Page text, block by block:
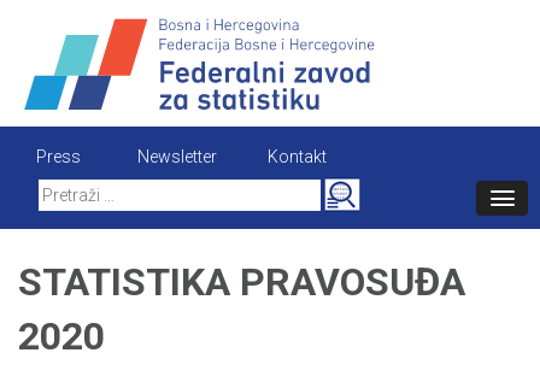
content
Press Newsletter
Kontakt
Search
for:
STATISTIKA PRAVOSUĐA
2020